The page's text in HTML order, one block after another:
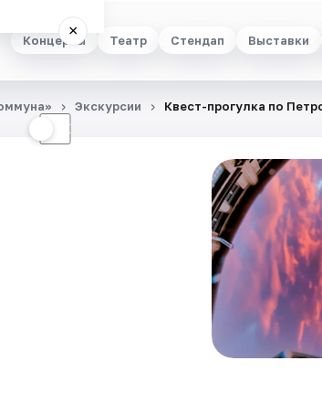
Концерты Театр Стендап Выставки
×
☾
Экскурсии Квест-прогулка по